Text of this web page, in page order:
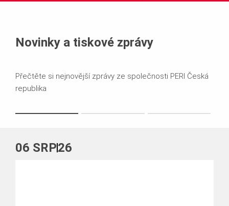
Novinky a tiskové zprávy
Přečtěte si nejnovější zprávy ze společnosti PERI Česká
republika
06 SRP26